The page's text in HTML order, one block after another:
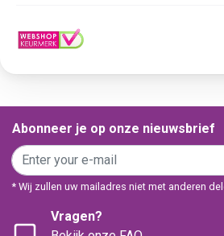
Abonneer je op onze nieuwsbrief
* Wij zullen uw mailadres niet met anderen
Vragen?